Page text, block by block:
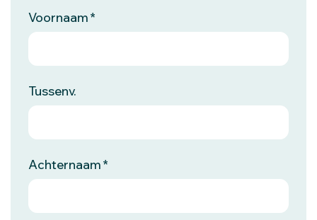
Voornaam
Tussenv.
Achternaam